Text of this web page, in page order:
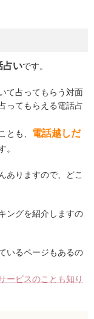
占いです。
て占ってもらう対面
ってもらえる電話占
とも、 電話越しだ
。
ありますので、どこ
ングを紹介しますの
いるページもあるの
ービスのことも知り